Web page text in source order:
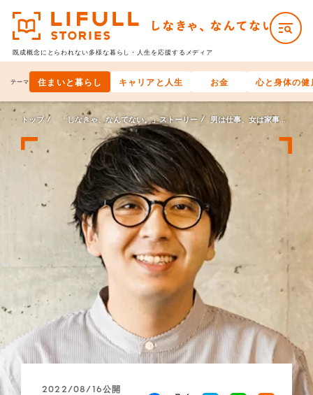
既成概念にとらわれない多様な暮らし・人生を応援するメディア
テーマ 住まいと暮らし キャリアと人生 お金 心と身体の健
トップ 「しなきゃ、なんてない。」ストーリー 男は仕事、女は家事という役割、なんてない。
2022/08/16公開